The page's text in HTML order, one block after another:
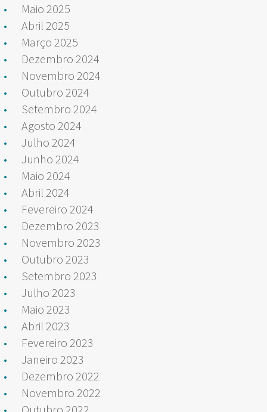
Maio 2025
Abril 2025
Março 2025
Dezembro 2024
Novembro 2024
Outubro 2024
Setembro 2024
Agosto 2024
Julho 2024
Junho 2024
Maio 2024
Abril 2024
Fevereiro 2024
Dezembro 2023
Novembro 2023
Outubro 2023
Setembro 2023
Julho 2023
Maio 2023
Abril 2023
Fevereiro 2023
Janeiro 2023
Dezembro 2022
Novembro 2022
Outubro 2022